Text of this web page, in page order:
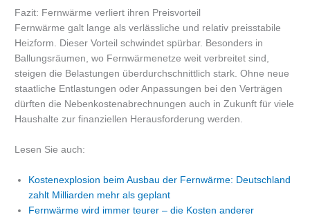
Fazit: Fernwärme verliert ihren Preisvorteil
Fernwärme galt lange als verlässliche und relativ preisstabile
Heizform. Dieser Vorteil schwindet spürbar. Besonders in
Ballungsräumen, wo Fernwärmenetze weit verbreitet sind,
steigen die Belastungen überdurchschnittlich stark. Ohne neue
staatliche Entlastungen oder Anpassungen bei den Verträgen
dürften die Nebenkostenabrechnungen auch in Zukunft für viele
Haushalte zur finanziellen Herausforderung werden.
Lesen Sie auch:
Kostenexplosion beim Ausbau der Fernwärme: Deutschland
zahlt Milliarden mehr als geplant
Fernwärme wird immer teurer – die Kosten anderer